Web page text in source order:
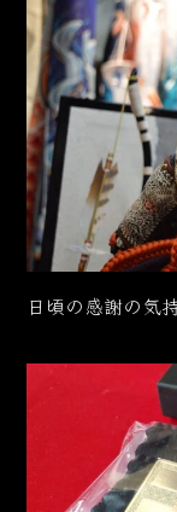
日頃の感謝の気